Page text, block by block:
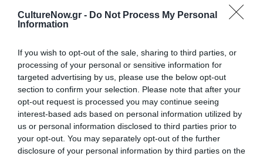
CultureNow.gr - Do Not Process My Personal
Information
If you wish to opt-out of the sale, sharing to third parties, or
processing of your personal or sensitive information for
targeted advertising by us, please use the below opt-out
section to confirm your selection. Please note that after your
opt-out request is processed you may continue seeing
interest-based ads based on personal information utilized by
us or personal information disclosed to third parties prior to
your opt-out. You may separately opt-out of the further
disclosure of your personal information by third parties on the
Tags
ΠΕΖΟΓΡΑΦΙΑ
Newsletter
Κάθε βδομάδα στο e-mail σας τα τελευταία νέα για
την Τέχνη και τον Πολιτισμό!